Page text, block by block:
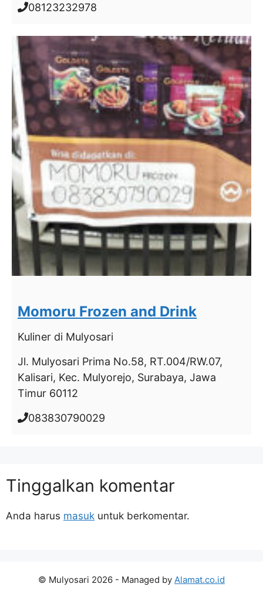
08123232978
Momoru Frozen and Drink
Kuliner di Mulyosari
Jl. Mulyosari Prima No.58, RT.004/RW.07,
Kalisari, Kec. Mulyorejo, Surabaya, Jawa
Timur 60112
083830790029
Tinggalkan komentar
Anda harus masuk untuk berkomentar.
© Mulyosari 2026 - Managed by Alamat.co.id